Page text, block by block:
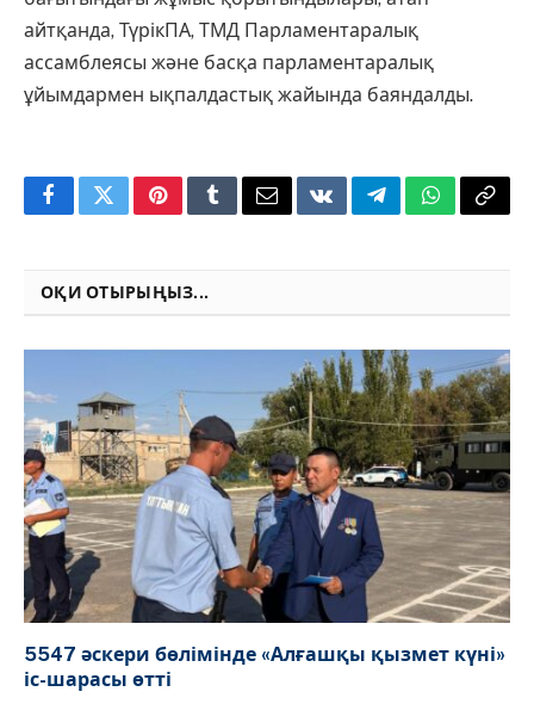
айтқанда, ТүрікПА, ТМД Парламентаралық
ассамблеясы және басқа парламентаралық
ұйымдармен ықпалдастық жайында баяндалды.
FacebookTwitterPinterestTumblrEmailVKontakteTelegramWhatsApp
Copy
ОҚИ ОТЫРЫҢЫЗ...
5547 әскери бөлімінде «Алғашқы қызмет күні»
іс-шарасы өтті